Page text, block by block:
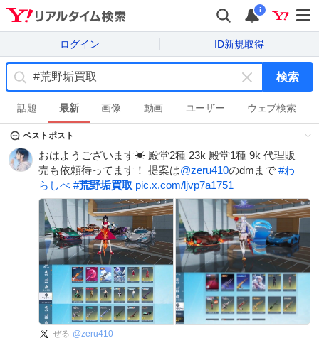
i
ログイン ID新規取得
キ
ー
ワ
ド
を
す
検索
話題 最新 画像 動画 ユーザー ウェブ検索
ベストポスト
おはようございます☀ 殿堂2種 23k 殿堂1種 9k 代理販
売も依頼待ってます！ 提案は@zeru410のdmまで #わ
らしべ #荒野垢買取 pic.x.com/ljvp7a1751
ぜる @zeru410